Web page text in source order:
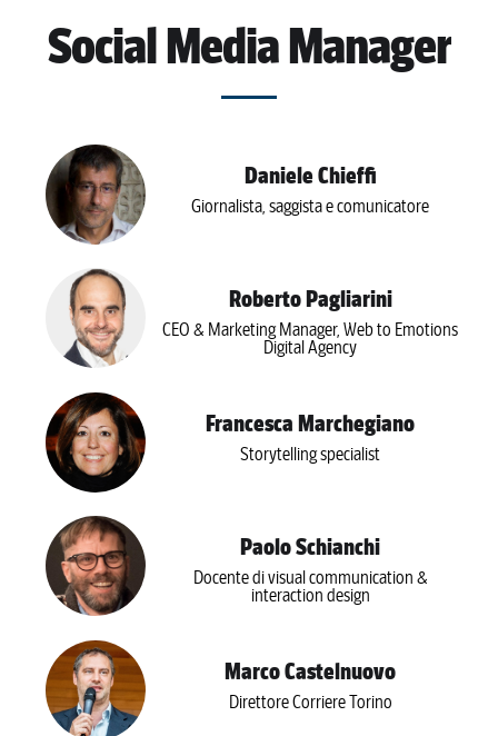
Social Media Manager
Daniele Chieffi
Giornalista, saggista e comunicatore
Roberto Pagliarini
CEO & Marketing Manager, Web to Emotions
Digital Agency
Francesca Marchegiano
Storytelling specialist
Paolo Schianchi
Docente di visual communication &
interaction design
Marco Castelnuovo
Direttore Corriere Torino